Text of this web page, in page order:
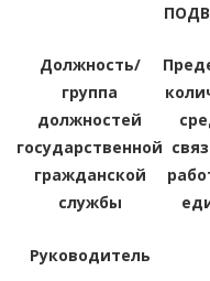
Должность/
группа
должностей
государственной
гражданской
службы
Руководитель